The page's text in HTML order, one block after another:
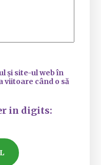
și site-ul web în
viitoare când o să
in digits: